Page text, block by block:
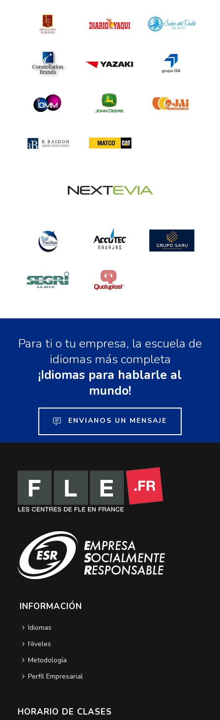
Para ti o tu empresa, la escuela de
idiomas más completa
¡Idiomas para hablarle al
mundo!
ENVIANOS UN MENSAJE
INFORMACIÓN
Idiomas
Niveles
Metodología
Perfil Empresarial
HORARIO DE CLASES